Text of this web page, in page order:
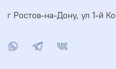
г Ростов-на-Дону, ул 1-й